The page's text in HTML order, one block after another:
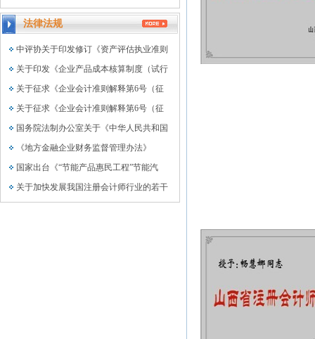
法律法规
中评协关于印发修订《资产评估执业准则
关于印发《企业产品成本核算制度（试行
关于征求《企业会计准则解释第6号（征
关于征求《企业会计准则解释第6号（征
国务院法制办公室关于《中华人民共和国
《地方金融企业财务监督管理办法》
国家出台《“节能产品惠民工程”节能汽
关于加快发展我国注册会计师行业的若干